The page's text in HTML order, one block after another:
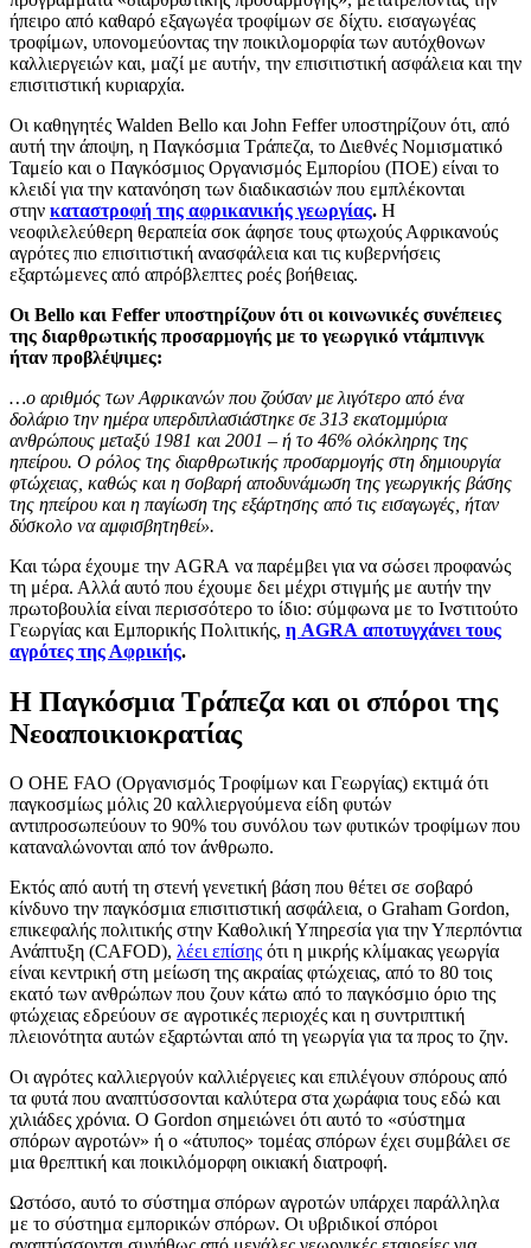
ήπειρο από καθαρό εξαγωγέα τροφίμων σε δίχτυ. εισαγωγέας
τροφίμων, υπονομεύοντας την ποικιλομορφία των αυτόχθονων
καλλιεργειών και, μαζί με αυτήν, την επισιτιστική ασφάλεια και την
επισιτιστική κυριαρχία.
Οι καθηγητές Walden Bello και John Feffer υποστηρίζουν ότι, από
αυτή την άποψη, η Παγκόσμια Τράπεζα, το Διεθνές Νομισματικό
Ταμείο και ο Παγκόσμιος Οργανισμός Εμπορίου (ΠΟΕ) είναι το
κλειδί για την κατανόηση των διαδικασιών που εμπλέκονται
στην καταστροφή της αφρικανικής γεωργίας. Η
νεοφιλελεύθερη θεραπεία σοκ άφησε τους φτωχούς Αφρικανούς
αγρότες πιο επισιτιστική ανασφάλεια και τις κυβερνήσεις
εξαρτώμενες από απρόβλεπτες ροές βοήθειας.
Οι Bello και Feffer υποστηρίζουν ότι οι κοινωνικές συνέπειες
της διαρθρωτικής προσαρμογής με το γεωργικό ντάμπινγκ
ήταν προβλέψιμες:
…ο αριθμός των Αφρικανών που ζούσαν με λιγότερο από ένα
δολάριο την ημέρα υπερδιπλασιάστηκε σε 313 εκατομμύρια
ανθρώπους μεταξύ 1981 και 2001 – ή το 46% ολόκληρης της
ηπείρου. Ο ρόλος της διαρθρωτικής προσαρμογής στη δημιουργία
φτώχειας, καθώς και η σοβαρή αποδυνάμωση της γεωργικής βάσης
της ηπείρου και η παγίωση της εξάρτησης από τις εισαγωγές, ήταν
δύσκολο να αμφισβητηθεί».
Και τώρα έχουμε την AGRA να παρέμβει για να σώσει προφανώς
τη μέρα. Αλλά αυτό που έχουμε δει μέχρι στιγμής με αυτήν την
πρωτοβουλία είναι περισσότερο το ίδιο: σύμφωνα με το Ινστιτούτο
Γεωργίας και Εμπορικής Πολιτικής, η AGRA αποτυγχάνει τους
αγρότες της Αφρικής.
Η Παγκόσμια Τράπεζα και οι σπόροι της
Νεοαποικιοκρατίας
Ο ΟΗΕ FAO (Οργανισμός Τροφίμων και Γεωργίας) εκτιμά ότι
παγκοσμίως μόλις 20 καλλιεργούμενα είδη φυτών
αντιπροσωπεύουν το 90% του συνόλου των φυτικών τροφίμων που
καταναλώνονται από τον άνθρωπο.
Εκτός από αυτή τη στενή γενετική βάση που θέτει σε σοβαρό
κίνδυνο την παγκόσμια επισιτιστική ασφάλεια, ο Graham Gordon,
επικεφαλής πολιτικής στην Καθολική Υπηρεσία για την Υπερπόντια
Ανάπτυξη (CAFOD), λέει επίσης ότι η μικρής κλίμακας γεωργία
είναι κεντρική στη μείωση της ακραίας φτώχειας, από το 80 τοις
εκατό των ανθρώπων που ζουν κάτω από το παγκόσμιο όριο της
φτώχειας εδρεύουν σε αγροτικές περιοχές και η συντριπτική
πλειονότητα αυτών εξαρτώνται από τη γεωργία για τα προς το ζην.
Οι αγρότες καλλιεργούν καλλιέργειες και επιλέγουν σπόρους από
τα φυτά που αναπτύσσονται καλύτερα στα χωράφια τους εδώ και
χιλιάδες χρόνια. Ο Gordon σημειώνει ότι αυτό το «σύστημα
σπόρων αγροτών» ή ο «άτυπος» τομέας σπόρων έχει συμβάλει σε
μια θρεπτική και ποικιλόμορφη οικιακή διατροφή.
Ωστόσο, αυτό το σύστημα σπόρων αγροτών υπάρχει παράλληλα
με το σύστημα εμπορικών σπόρων. Οι υβριδικοί σπόροι